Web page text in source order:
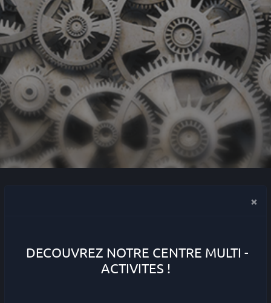
ESCAPEZ - VOUS !
×
DECOUVREZ NOTRE CENTRE MULTI -
ACTIVITES !